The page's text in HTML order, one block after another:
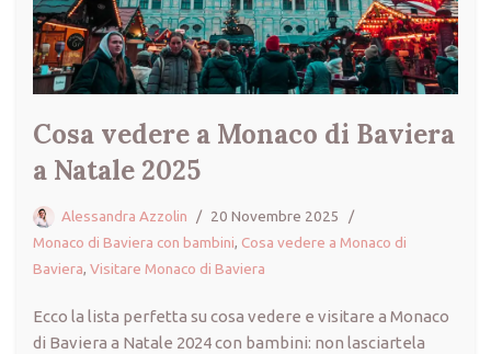
Cosa vedere a Monaco di Baviera
a Natale 2025
Alessandra Azzolin
20 Novembre 2025
Monaco di Baviera con bambini, Cosa vedere a Monaco di
Baviera, Visitare Monaco di Baviera
Ecco la lista perfetta su cosa vedere e visitare a Monaco
di Baviera a Natale 2024 con bambini: non lasciartela